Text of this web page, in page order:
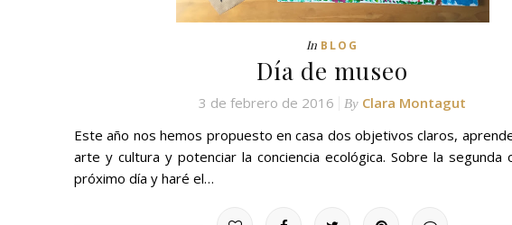
In BLOG
Día de museo
3 de febrero de 2016 By Clara Montagut
Este año nos hemos propuesto en casa dos objetivos claros,
arte y cultura y potenciar la conciencia ecológica. Sobre la segunda
próximo día y haré el…